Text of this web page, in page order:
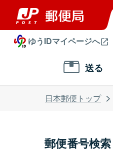
ゆうIDマイページへ
送る
日本郵便トップ
郵便番号検索